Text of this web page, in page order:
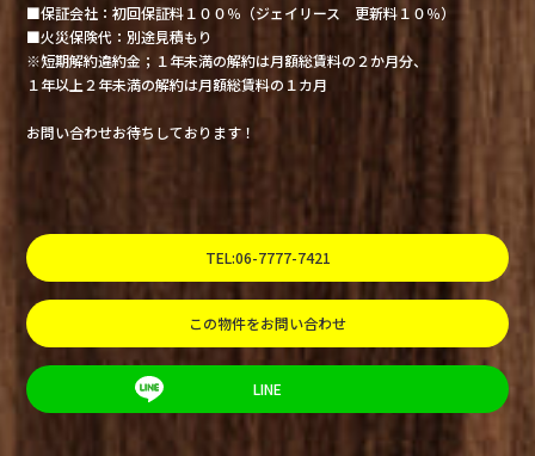
■保証会社：初回保証料１００％（ジェイリース 更新料１０％）
■火災保険代：別途見積もり
※短期解約違約金；１年未満の解約は月額総賃料の２か月分、
１年以上２年未満の解約は月額総賃料の１カ月
お問い合わせお待ちしております！
TEL:06-7777-7421
この物件をお問い合わせ
LINE